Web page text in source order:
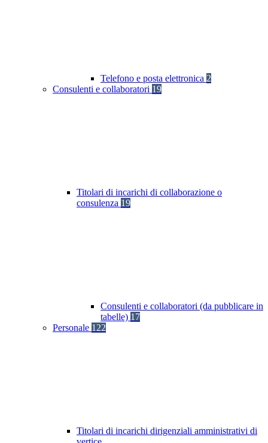
Telefono e posta elettronica 2
Consulenti e collaboratori 19
Titolari di incarichi di collaborazione o
consulenza 19
Consulenti e collaboratori (da pubblicare in
tabelle) 17
Personale 122
Titolari di incarichi dirigenziali amministrativi di